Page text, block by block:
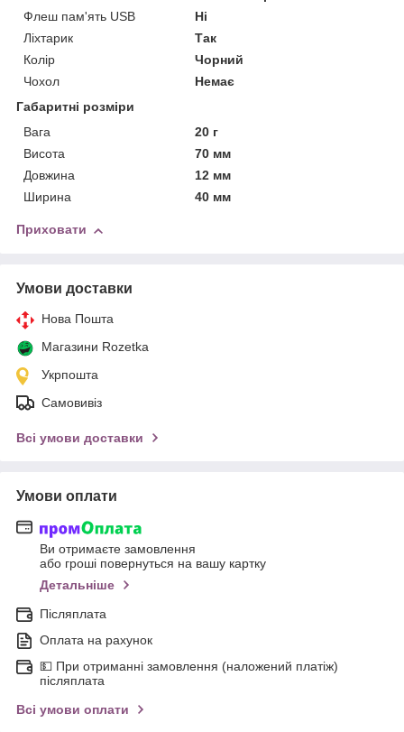
Флеш пам'ять USB
Ні
Ліхтарик
Так
Колір
Чорний
Чохол
Немає
Габаритні розміри
Вага
20 г
Висота
70 мм
Довжина
12 мм
Ширина
40 мм
Приховати
Умови доставки
Нова Пошта
Магазини Rozetka
Укрпошта
Самовивіз
Всі умови доставки
Умови оплати
Ви отримаєте замовлення
або гроші повернуться на вашу картку
Детальніше
Післяплата
Оплата на рахунок
💵 При отриманні замовлення (наложений платіж)
післяплата
Всі умови оплати